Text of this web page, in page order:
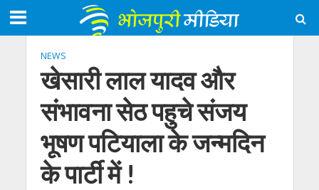
NEWS
खेसारी लाल यादव और
संभावना सेठ पहुचे संजय
भूषण पटियाला के जन्मदिन
के पार्टी में !